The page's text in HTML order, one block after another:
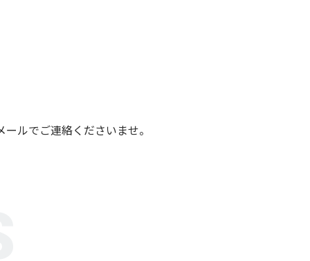
ルでご連絡くださいませ。